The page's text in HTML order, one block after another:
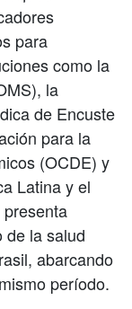
para
como la
la
de Encuste
para la
(OCDE) y
Latina y el
de la salud
abarcando
período.